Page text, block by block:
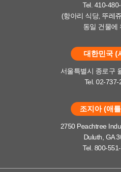
Tel. 410-
(항아리 식당, 뚜레
동일 건물에
대한민국 (
서울특별시 종로구
Tel. 02-737-
조지아 (애
2750 Peachtree
Duluth, GA
Tel. 800-